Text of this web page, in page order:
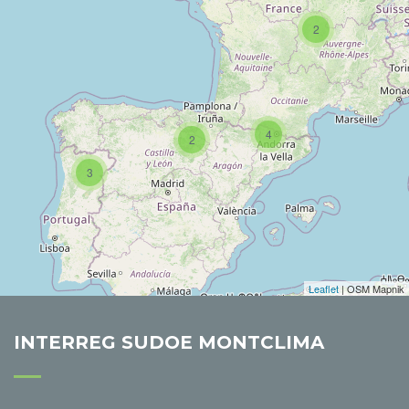
2
2
4
3
Leaflet | OSM Mapnik
INTERREG SUDOE MONTCLIMA